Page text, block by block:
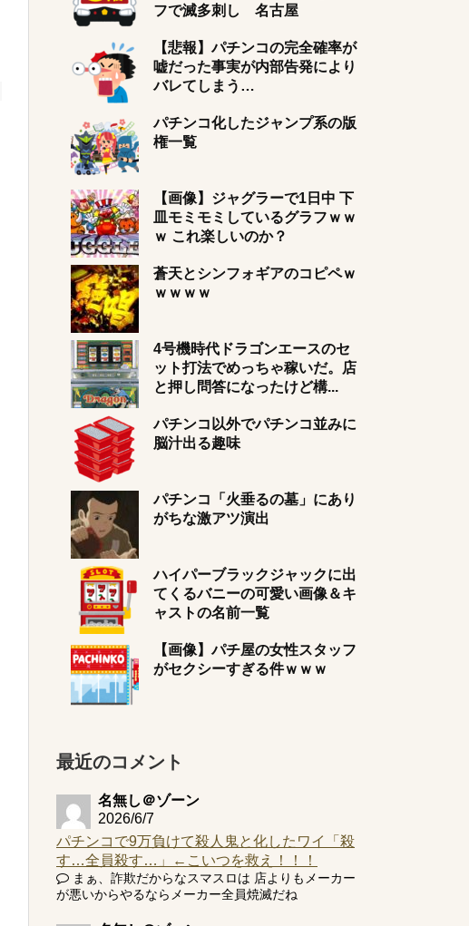
フで滅多刺し 名古屋
【悲報】パチンコの完全確率が
嘘だった事実が内部告発により
バレてしまう…
パチンコ化したジャンプ系の版
権一覧
【画像】ジャグラーで1日中 下
皿モミモミしているグラフｗｗ
ｗ これ楽しいのか？
蒼天とシンフォギアのコピペｗ
ｗｗｗｗ
4号機時代ドラゴンエースのセ
ット打法でめっちゃ稼いだ。店
と押し問答になったけど構...
パチンコ以外でパチンコ並みに
脳汁出る趣味
パチンコ「火垂るの墓」にあり
がちな激アツ演出
ハイパーブラックジャックに出
てくるバニーの可愛い画像＆キ
ャストの名前一覧
【画像】パチ屋の女性スタッフ
がセクシーすぎる件ｗｗｗ
最近のコメント
名無し＠ゾーン
2026/6/7
パチンコで9万負けて殺人鬼と化したワイ「殺
す…全員殺す…」←こいつを救え！！！
まぁ、詐欺だからなスマスロは 店よりもメーカー
が悪いからやるならメーカー全員焼滅だね